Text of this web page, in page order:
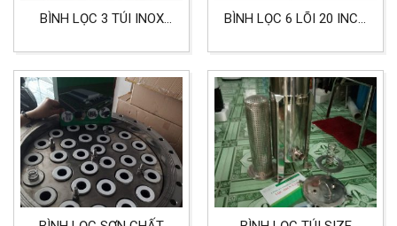
BÌNH LỌC 3 TÚI INOX
NGHIỆP, THỰC PHẨM
BÌNH LỌC 6 LÕI 20 INCH
LỌC CÔNG NGHIỆP